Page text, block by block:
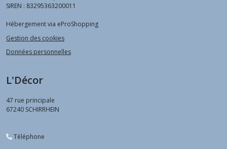
SIREN : 83295363200011
Hébergement via eProShopping
Gestion des cookies
Données personnelles
L'Décor
47 rue principale
67240 SCHIRRHEIN
Téléphone